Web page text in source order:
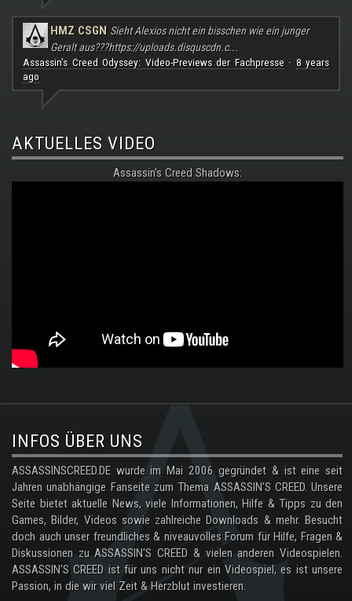
HMZ CSGN Sieht Alexios nicht ein bisschen wie ein junger
Geralt aus???https://uploads.disquscdn.c...
Assassin's Creed Odyssey: Video-Previews der Fachpresse· 8 years
ago
AKTUELLES VIDEO
Assassin's Creed Shadows:
.
INFOS ÜBER UNS
ASSASSINSCREED.DE wurde im Mai 2006 gegründet & ist eine seit
Jahren unabhängige Fanseite zum Thema ASSASSIN'S CREED. Unsere
Seite bietet aktuelle News, viele Informationen, Hilfe & Tipps zu den
Games, Bilder, Videos sowie zahlreiche Downloads & mehr. Besucht
doch auch unser freundliches & niveauvolles Forum für Hilfe, Fragen &
Diskussionen zu ASSASSIN'S CREED & vielen anderen Videospielen.
ASSASSIN'S CREED ist für uns nicht nur ein Videospiel, es ist unsere
Passion, in die wir viel Zeit & Herzblut investieren.